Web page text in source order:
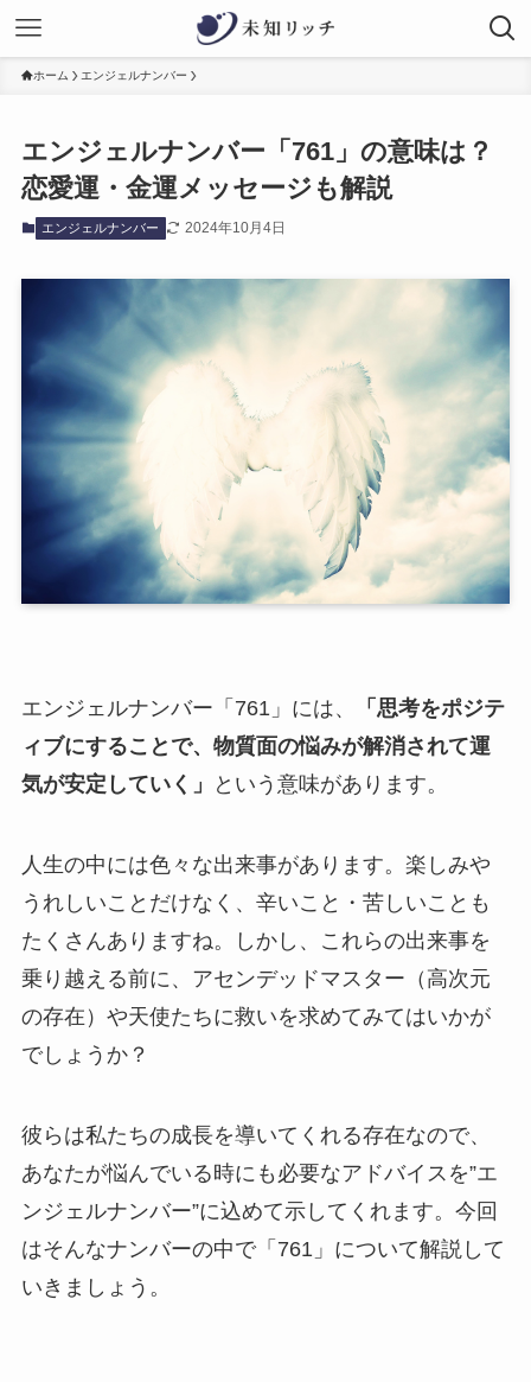
ホーム エンジェルナンバー
エンジェルナンバー「761」の意味は？
恋愛運・金運メッセージも解説
エンジェルナンバー 2024年10月4日
エンジェルナンバー「761」には、
「思考をポジテ
ィブにすることで、物質面の悩みが解消されて運
気が安定していく」
という意味があります。
人生の中には色々な出来事があります。楽しみや
うれしいことだけなく、辛いこと・苦しいことも
たくさんありますね。しかし、これらの出来事を
乗り越える前に、アセンデッドマスター（高次元
の存在）や天使たちに救いを求めてみてはいかが
でしょうか？
彼らは私たちの成長を導いてくれる存在なので、
あなたが悩んでいる時にも必要なアドバイスを”エ
ンジェルナンバー”に込めて示してくれます。今回
はそんなナンバーの中で「761」について解説して
いきましょう。